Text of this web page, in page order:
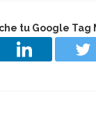
tu Google Tag